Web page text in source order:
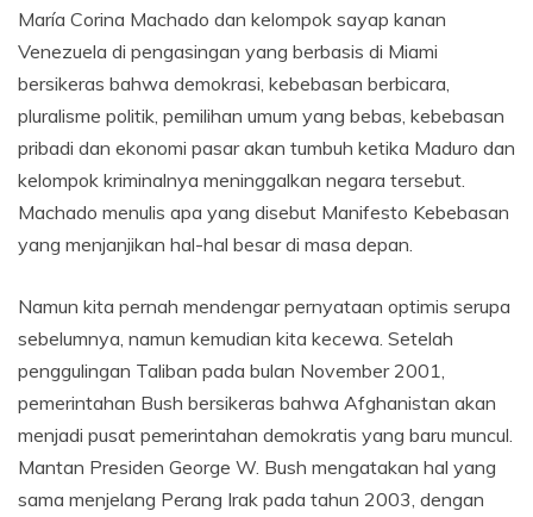
María Corina Machado dan kelompok sayap kanan
Venezuela di pengasingan yang berbasis di Miami
bersikeras bahwa demokrasi, kebebasan berbicara,
pluralisme politik, pemilihan umum yang bebas, kebebasan
pribadi dan ekonomi pasar akan tumbuh ketika Maduro dan
kelompok kriminalnya meninggalkan negara tersebut.
Machado menulis apa yang disebut Manifesto Kebebasan
yang menjanjikan hal-hal besar di masa depan.
Namun kita pernah mendengar pernyataan optimis serupa
sebelumnya, namun kemudian kita kecewa. Setelah
penggulingan Taliban pada bulan November 2001,
pemerintahan Bush bersikeras bahwa Afghanistan akan
menjadi pusat pemerintahan demokratis yang baru muncul.
Mantan Presiden George W. Bush mengatakan hal yang
sama menjelang Perang Irak pada tahun 2003, dengan